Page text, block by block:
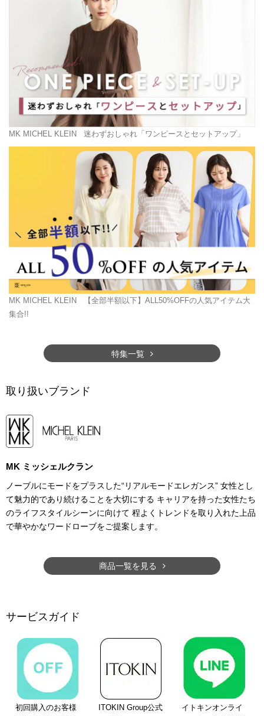
MK MICHEL KLEIN 迷わずおしゃれ「ワンピースとセットアップ」
MK MICHEL KLEIN 【全部半額以下】ALL50%OFFの人気アイテム大
集合!!
特集一覧
取り扱いブランド
MK ミッシェルクラン
ノーブルにモードをプラスした“リアルモードエレガンス” 女性とし
て魅力的であり続けることを大切にする キャリアを持った女性たち
のライフスタイルシーンに向けて 程よくトレンドを取り入れた上品
で華やかなワードローブをご提案します。
商品一覧を見る
サービスガイド
初回購入のお客様
ITOKIN Group公式
イトキンオンライ